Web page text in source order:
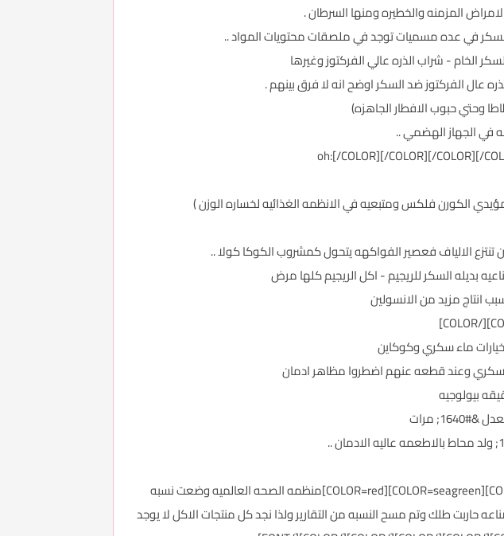
المزمنه والخطيره ومنها السرطان .
الخام - شراب الذره عالي الفركتوز وغيرها
عال الفركتوز ضد السكر اوضح انه لا فرق بينهم .
وحتي حبوب الافطار الجاهزه)
في الجهاز الهضمي ..
الالياف فعصير الفواكهه يتحول كمشروب الكوكا كولا ..
بديله السكر للريجيم - اكل الريجيم كلها مرض
انتاج مزيد من الانسولين
ماء سكري وكوكاين
بيولوجيه
مرات
[COLOR=blue][FONT=Arial][COLOR=red][COLOR=black][COLOR=blue][COLOR=purple][COLOR=seagreen][COLOR=red]منظمه الصحه العالميه وضعت نسبه
من نظام الاكل اليومي لكن الصناعه حاربت طلك وتم مسح النسبه من التقارير ولذا نجد كل منتجات الاكل لا يوجد